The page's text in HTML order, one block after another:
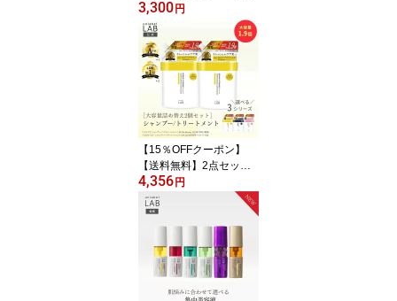
ボ V リペア CO モイスト
KR コントロール EXバウ
ンス シャンプー 400mL
+ トリートメント 400mL
ボトル 本体 セット ラボ
unlabel ビタミンC誘導
体 美容液シャンプー 枝
毛 切れ毛 潤い ケラチン
ビタミン コラーゲン
3,300円
【15％OFFクーポン】
【送料無料】2点セット
シャンプー トリートメン
ト 1.9倍 詰替え アンレー
ベル ラボ V リペア CO
モイスト KR コントロー
ル シャンプー 590mL ト
リートメント 590mL ア
ンレーベル unlabel 日本
製 ヘアケア 美容液シャ
4,356円